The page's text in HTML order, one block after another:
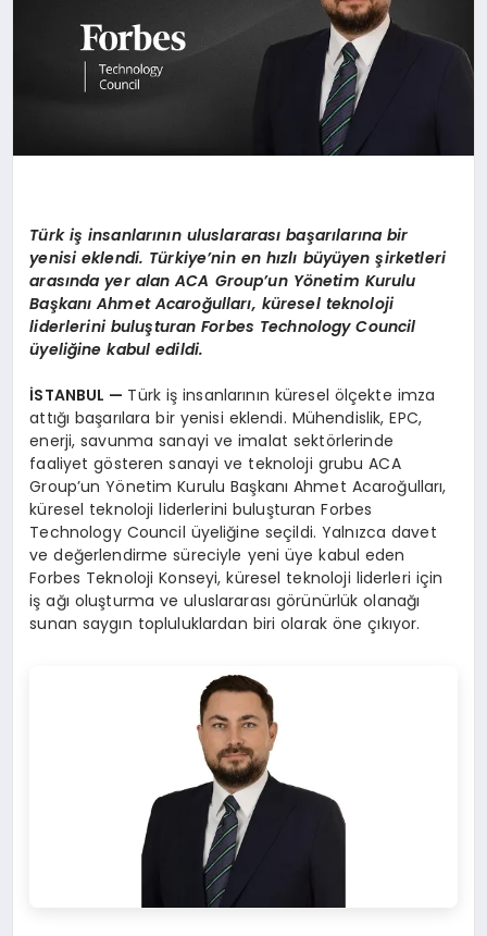
YAŞAM
Türk iş insanlarının uluslararası başarılarına bir
yenisi eklendi. Türkiye’nin en hızlı büyüyen şirketleri
arasında yer alan ACA Group’un Yönetim Kurulu
Başkanı Ahmet Acaroğulları, küresel teknoloji
liderlerini buluşturan Forbes Technology Council
üyeliğine kabul edildi.
İSTANBUL — Türk iş insanlarının küresel ölçekte imza
attığı başarılara bir yenisi eklendi. Mühendislik, EPC,
enerji, savunma sanayi ve imalat sektörlerinde
faaliyet gösteren sanayi ve teknoloji grubu ACA
Group’un Yönetim Kurulu Başkanı Ahmet Acaroğulları,
küresel teknoloji liderlerini buluşturan Forbes
Technology Council üyeliğine seçildi. Yalnızca davet
ve değerlendirme süreciyle yeni üye kabul eden
Forbes Teknoloji Konseyi, küresel teknoloji liderleri için
iş ağı oluşturma ve uluslararası görünürlük olanağı
sunan saygın topluluklardan biri olarak öne çıkıyor.